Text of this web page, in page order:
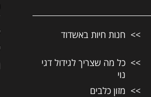
חנות חיות באשדוד
כל מה שצריך לגידול דגי
נוי
מזון כלבים